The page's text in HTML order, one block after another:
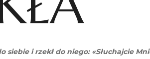
siebie i rzekł do niego: «Słuchajcie